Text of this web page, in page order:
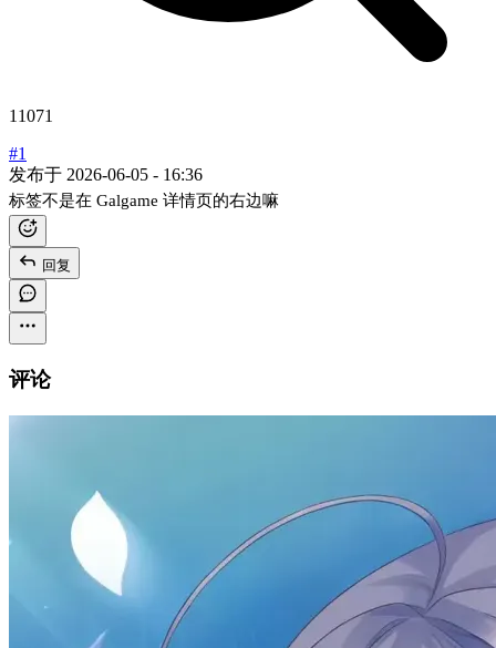
11071
#1
发布于 2026-06-05 - 16:36
标签不是在 Galgame 详情页的右边嘛
回复
评论